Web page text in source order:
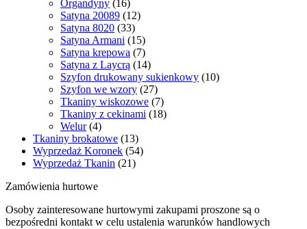
Organdyny (16)
Satyna 20089 (12)
Satyna 8020 (33)
Satyna Armani (15)
Satyna krepowa (7)
Satyna z Laycrą (14)
Szyfon drukowany sukienkowy (10)
Szyfon we wzory (27)
Tkaniny wiskozowe (7)
Tkaniny z cekinami (18)
Welur (4)
Tkaniny brokatowe (13)
Wyprzedaż Koronek (54)
Wyprzedaż Tkanin (21)
Zamówienia hurtowe
Osoby zainteresowane hurtowymi zakupami proszone są o
bezpośredni kontakt w celu ustalenia warunków handlowych